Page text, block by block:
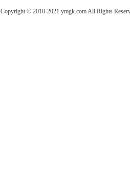
Copyright © 2010-2021 ymgk.com All Rights